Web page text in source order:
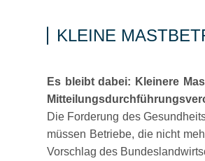
KLEINE
Es bleibt dabei: Kleinere
Die Forderung des
müssen Betriebe, die nicht
Vorschlag des